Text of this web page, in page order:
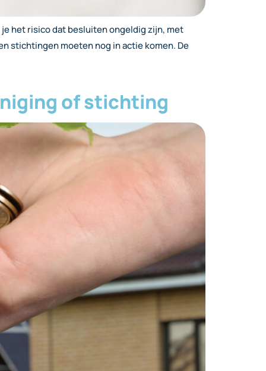
het risico dat besluiten ongeldig zijn, met
stichtingen moeten nog in actie komen. De
of stichting